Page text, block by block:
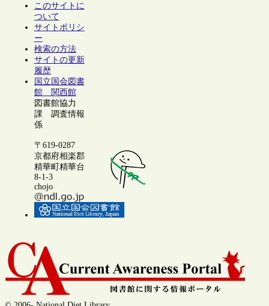
このサイトに
ついて
サイトポリシ
ー
検索の方法
サイトの更新
履歴
国立国会図書
館 関西館
図書館協力
課 調査情報
係
〒619-0287
京都府相楽郡
精華町精華台
8-1-3
chojo